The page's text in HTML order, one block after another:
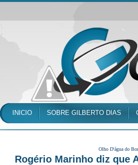
INICIO SOBRE GILBERTO DIAS
Olho D'água do
Rogério Marinho diz que